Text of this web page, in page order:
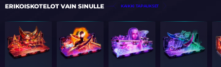
ERIKOISKOTELOT VAIN SINULLE KAIKKI TAPAUKSET